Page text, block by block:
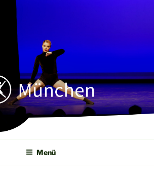
München e. V.
Menü